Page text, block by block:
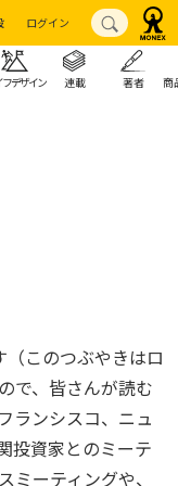
ログイン
フデザイン 連載 著者 商
このつぶやきはロ
で、皆さんが読む
ランシスコ、ニュ
投資家とのミーテ
ミーティングや、